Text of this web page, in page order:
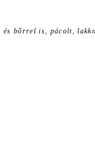
és bőrrel is, pácolt,